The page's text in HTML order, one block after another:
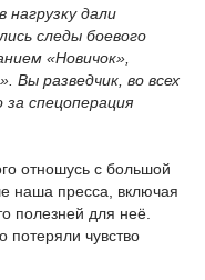
дали
следы боевого
«Новичок»,
Вы разведчик, во всех
спецоперация
отношусь с большой
наша пресса, включая
полезней для неё.
потеряли чувство